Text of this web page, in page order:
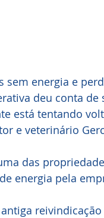
sem energia e
deu conta de
está tentando
e veterinário
das
energia pela